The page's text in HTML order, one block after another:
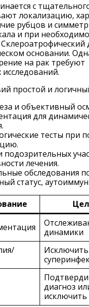
с
локализацию,
рубцов и
и при
основании.
на рак требуют
простой и
и объективный
для
тесты при
подозрительных
лечения.
обследования
статус,
динамики
Исключить
диагноз
исключить